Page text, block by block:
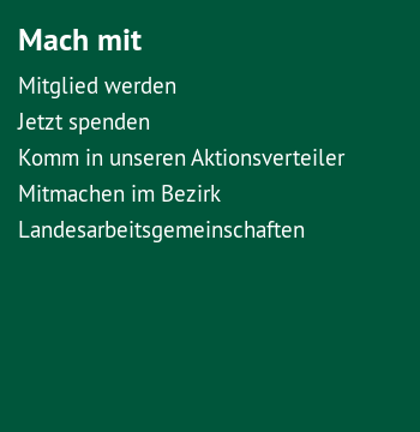
Mach mit
Mitglied werden
Jetzt spenden
Komm in unseren Aktionsverteiler
Mitmachen im Bezirk
Landesarbeitsgemeinschaften